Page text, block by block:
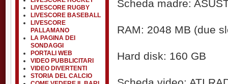
LIVESCORE RUGBY
LIVESCORE BASEBALL
LIVESCORE
PALLAMANO
LA PAGINA DEI
SONDAGGI
PORTALI WEB
VIDEO PUBBLICITARI
VIDEO DIVERTENTI
STORIA DEL CALCIO
Scheda madre:
RAM: 2048 MB (due
Hard disk: 160 GB